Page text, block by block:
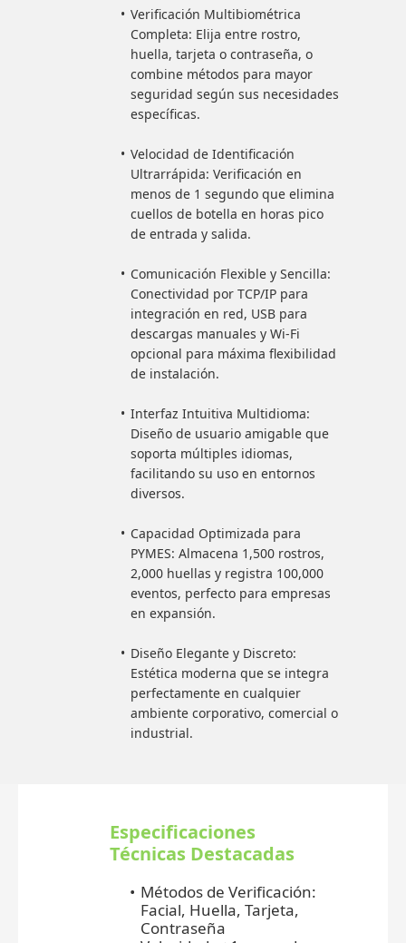
Verificación Multibiométrica
Completa: Elija entre rostro,
huella, tarjeta o contraseña, o
combine métodos para mayor
seguridad según sus necesidades
específicas.
Velocidad de Identificación
Ultrarrápida: Verificación en
menos de 1 segundo que elimina
cuellos de botella en horas pico
de entrada y salida.
Comunicación Flexible y Sencilla:
Conectividad por TCP/IP para
integración en red, USB para
descargas manuales y Wi-Fi
opcional para máxima flexibilidad
de instalación.
Interfaz Intuitiva Multidioma:
Diseño de usuario amigable que
soporta múltiples idiomas,
facilitando su uso en entornos
diversos.
Capacidad Optimizada para
PYMES: Almacena 1,500 rostros,
2,000 huellas y registra 100,000
eventos, perfecto para empresas
en expansión.
Diseño Elegante y Discreto:
Estética moderna que se integra
perfectamente en cualquier
ambiente corporativo, comercial o
industrial.
Especificaciones
Técnicas Destacadas
Métodos de Verificación:
Facial, Huella, Tarjeta,
Contraseña